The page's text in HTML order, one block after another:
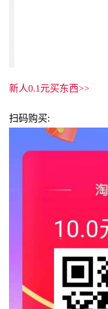
新人0.1元买东西>>
扫码购买: